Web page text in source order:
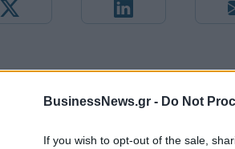
BusinessNews.gr - Do Not
If you wish to opt-out of the sale,